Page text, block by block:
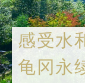
座位
身体障碍人士
about Sagano
关于嵯峨野
感受水
龟冈永